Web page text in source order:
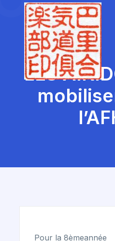
LES
Pour la 8èmeannée